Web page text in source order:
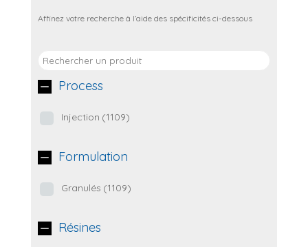
Affinez votre recherche à l’aide des spécificités ci-dessous
Process
Injection (1109)
Formulation
Granulés (1109)
Résines